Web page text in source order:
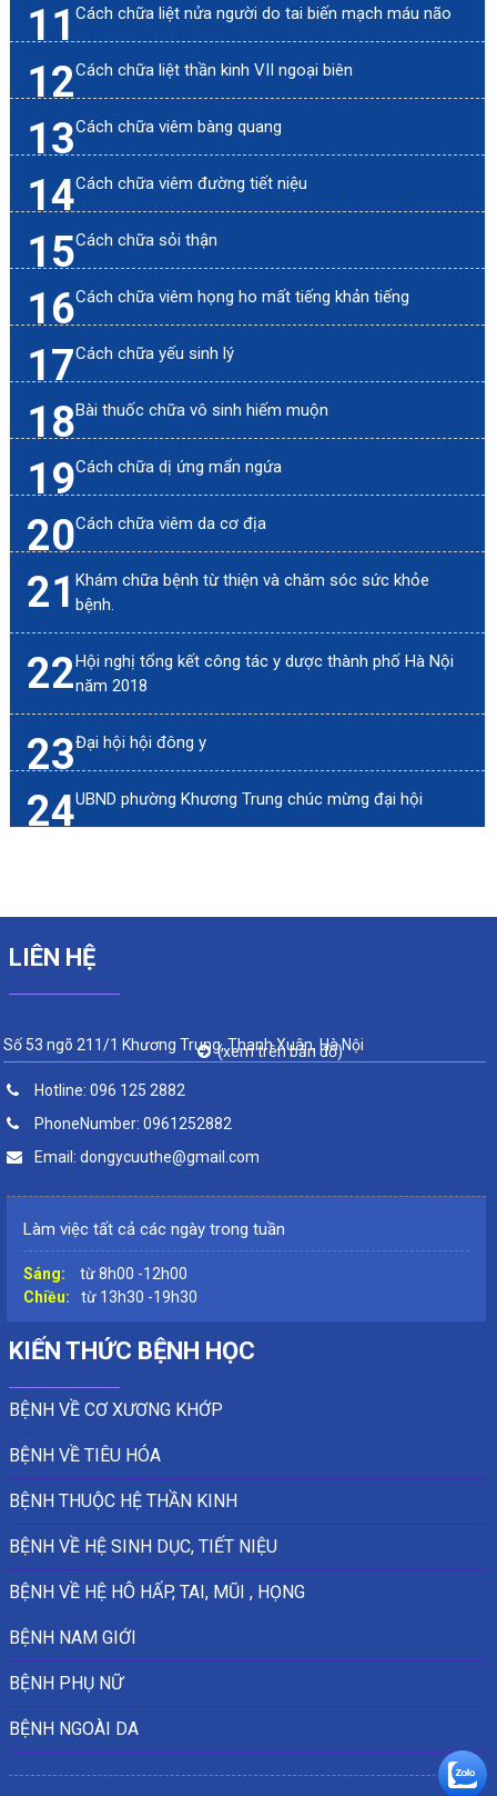
11 Cách chữa liệt nửa người do tai biến mạch máu não
12Cách chữa liệt thần kinh VII ngoại biên
13Cách chữa viêm bàng quang
14Cách chữa viêm đường tiết niệu
15Cách chữa sỏi thận
16Cách chữa viêm họng ho mất tiếng khản tiếng
17Cách chữa yếu sinh lý
18Bài thuốc chữa vô sinh hiếm muộn
19Cách chữa dị ứng mẩn ngứa
20Cách chữa viêm da cơ địa
21 Khám chữa bệnh từ thiện và chăm sóc sức khỏe
bệnh.
22Hội nghị tổng kết công tác y dược thành phố Hà Nội
năm 2018
23Đại hội hội đông y
24UBND phường Khương Trung chúc mừng đại hội
LIÊN HỆ
Số 53 ngõ 211/1 Khương Trung, Thanh Xuân, Hà Nội
(xem trên bản đồ)
Hotline: 096 125 2882
PhoneNumber: 0961252882
Email: dongycuuthe@gmail.com
Làm việc tất cả các ngày trong tuần
Sáng:
từ 8h00 -12h00
Chiều:
từ 13h30 -19h30
KIẾN THỨC BỆNH HỌC
BỆNH VỀ CƠ XƯƠNG KHỚP
BỆNH VỀ TIÊU HÓA
BỆNH THUỘC HỆ THẦN KINH
BỆNH VỀ HỆ SINH DỤC, TIẾT NIỆU
BỆNH VỀ HỆ HÔ HẤP, TAI, MŨI , HỌNG
BỆNH NAM GIỚI
BỆNH PHỤ NỮ
BỆNH NGOÀI DA